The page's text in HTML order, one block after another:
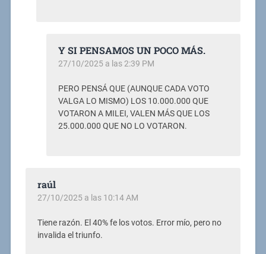
Y SI PENSAMOS UN POCO MÁS.
27/10/2025 a las 2:39 PM
PERO PENSÁ QUE (AUNQUE CADA VOTO
VALGA LO MISMO) LOS 10.000.000 QUE
VOTARON A MILEI, VALEN MÁS QUE LOS
25.000.000 QUE NO LO VOTARON.
raúl
27/10/2025 a las 10:14 AM
Tiene razón. El 40% fe los votos. Error mío, pero no
invalida el triunfo.